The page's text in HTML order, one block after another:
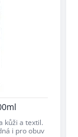
kůži a textil.
i pro obuv